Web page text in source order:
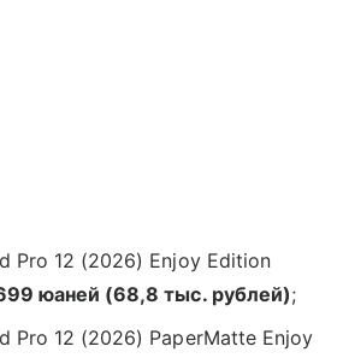
Pro 12 (2026) Enjoy Edition
юаней (68,8 тыс. рублей);
Pro 12 (2026) PaperMatte Enjoy